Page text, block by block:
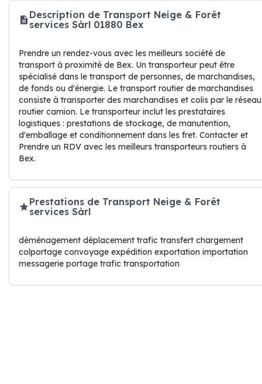
Description de Transport Neige & Forêt
services Sàrl 01880 Bex
Prendre un rendez-vous avec les meilleurs société de
transport à proximité de Bex. Un transporteur peut être
spécialisé dans le transport de personnes, de marchandises,
de fonds ou d'énergie. Le transport routier de marchandises
consiste à transporter des marchandises et colis par le réseau
routier camion. Le transporteur inclut les prestataires
logistiques : prestations de stockage, de manutention,
d'emballage et conditionnement dans les fret. Contacter et
Prendre un RDV avec les meilleurs transporteurs routiers à
Bex.
Prestations de Transport Neige & Forêt
services Sàrl
déménagement déplacement trafic transfert chargement
colportage convoyage expédition exportation importation
messagerie portage trafic transportation